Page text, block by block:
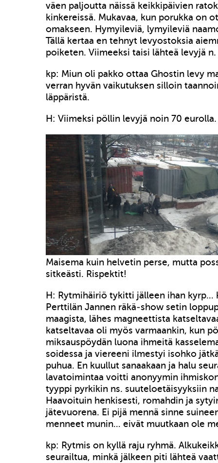
väen paljoutta näissä keikkipäivien
kinkereissä. Mukavaa, kun porukka on
omakseen. Hymyileviä, lymyileviä
Tällä kertaa en tehnyt levyostoksia
poiketen. Viimeeksi taisi lähteä levyjä
kp: Miun oli pakko ottaa Ghostin levy
verran hyvän vaikutuksen silloin
läppäristä.
H: Viimeksi pöllin levyjä noin 70 eurolla.
Maisema kuin helvetin perse, mutta
sitkeästi. Rispektit!
H: Rytmihäiriö tykitti jälleen ihan kyrp…
Perttilän Jannen räkä-show setin
maagista, lähes magneettista
katseltavaa oli myös varmaankin, kun
miksauspöydän luona ihmeitä
soidessa ja viereeni ilmestyi isohko
puhua. En kuullut sanaakaan ja halu
lavatoimintaa voitti anonyymin
tyyppi pyrkikin ns. suuteloetäisyyksiin
Haavoituin henkisesti, romahdin ja
jätevuorena. Ei pijä mennä sinne
menneet munin… eivät muutkaan ole
kp: Rytmis on kyllä raju ryhmä.
seurailtua, minkä jälkeen piti lähteä